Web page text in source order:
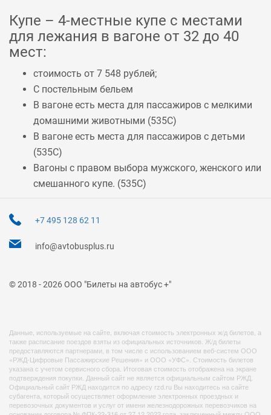
Купе – 4-местные купе с местами
для лежания в вагоне от 32 до 40
мест:
стоимость от 7 548 рублей;
С постельным бельем
В вагоне есть места для пассажиров с мелкими
домашними животными (535С)
В вагоне есть места для пассажиров с детьми
(535С)
Вагоны с правом выбора мужского, женского или
смешанного купе. (535С)
+7 495 128 62 11
info@avtobusplus.ru
© 2018 - 2026 ООО "Билеты на автобус +"
Данные, используемые на сайте, включая стоимость электронных ж/д билетов, а
также расписание поездов взяты из официальных источников. Ж/д билеты
предоставляются партнерами, в том числе с использованием веб-систем ООО
«РЖД-Цифровые Пассажирские Решения» и ООО «УФС». Стоимость билетов
указана с учетом сервисного сбора. Итоговая стоимость отображена на экране
подтверждения покупки. Данный сайт не является официальным сайтом РЖД.
Официальный сайт РЖД находится по адресу rzd.ru Вы находитесь на сайте
субагента, который осуществляет оформление электронных проездных и
перевозочных документов и услуг от имени железнодорожных перевозчиков на